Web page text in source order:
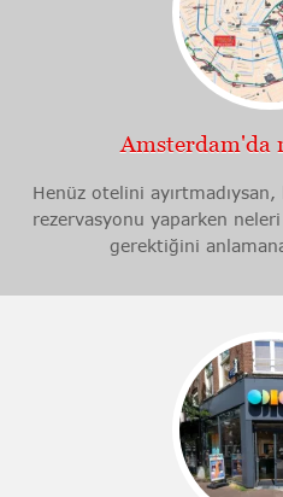
Amsterdam'da
Henüz otelini
rezervasyonu yaparken
gerektiğini